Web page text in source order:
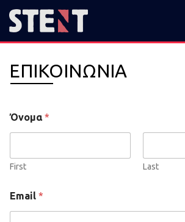
ΕΠΙΚΟΙΝΩΝΙΑ
Όνομα*
First Last
Email *